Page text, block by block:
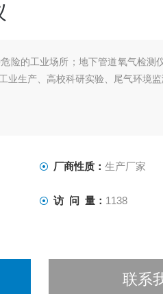
险的工业场所；地下管道氧气检测
业生产、高校科研实验、尾气环境监
厂商性质： 生产厂家
访 问 量： 1138
联系